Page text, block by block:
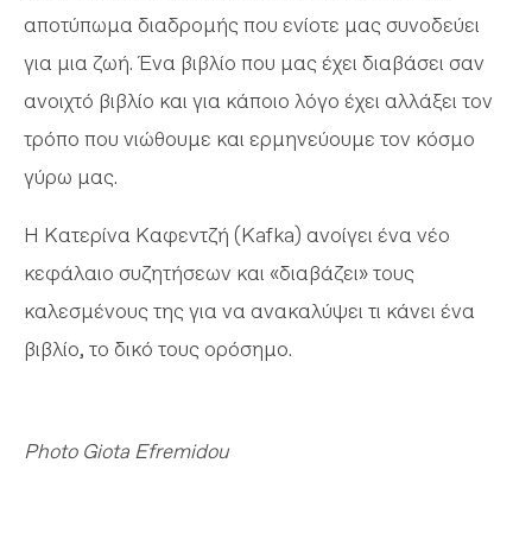
αποτύπωμα διαδρομής που ενίοτε μας συνοδεύει
για μια ζωή. Ένα βιβλίο που μας έχει διαβάσει σαν
ανοιχτό βιβλίο και για κάποιο λόγο έχει αλλάξει τον
τρόπο που νιώθουμε και ερμηνεύουμε τον κόσμο
γύρω μας.
Η Κατερίνα Καφεντζή (Kafka) ανοίγει ένα νέο
κεφάλαιο συζητήσεων και «διαβάζει» τους
καλεσμένους της για να ανακαλύψει τι κάνει ένα
βιβλίο, το δικό τους ορόσημο.
Photo Giota Efremidou